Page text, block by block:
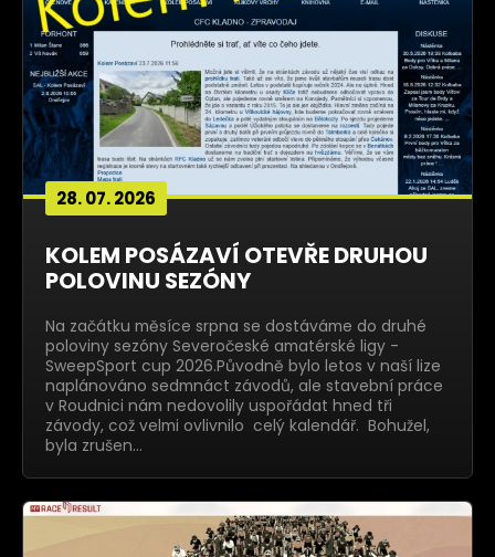
28. 07. 2026
KOLEM POSÁZAVÍ OTEVŘE DRUHOU
POLOVINU SEZÓNY
Na začátku měsíce srpna se dostáváme do druhé
poloviny sezóny Severočeské amatérské ligy -
SweepSport cup 2026.Původně bylo letos v naší lize
naplánováno sedmnáct závodů, ale stavební práce
v Roudnici nám nedovolily uspořádat hned tři
závody, což velmi ovlivnilo celý kalendář. Bohužel,
byla zrušen…